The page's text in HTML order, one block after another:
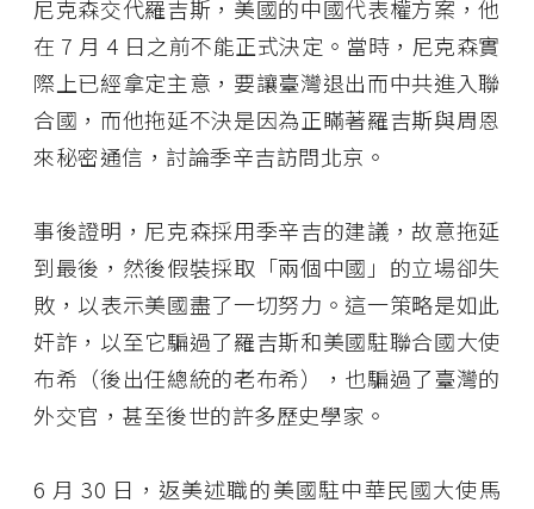
尼克森交代羅吉斯，美國的中國代表權方案，他
在 7 月 4 日之前不能正式決定。當時，尼克森實
際上已經拿定主意，要讓臺灣退出而中共進入聯
合國，而他拖延不決是因為正瞞著羅吉斯與周恩
來秘密通信，討論季辛吉訪問北京。
事後證明，尼克森採用季辛吉的建議，故意拖延
到最後，然後假裝採取「兩個中國」的立場卻失
敗，以表示美國盡了一切努力。這一策略是如此
奸詐，以至它騙過了羅吉斯和美國駐聯合國大使
布希（後出任總統的老布希），也騙過了臺灣的
外交官，甚至後世的許多歷史學家。
6 月 30 日，返美述職的美國駐中華民國大使馬